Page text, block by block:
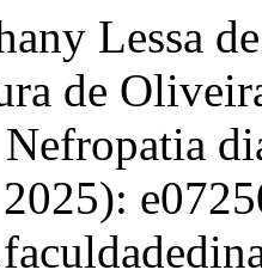
Lessa
de